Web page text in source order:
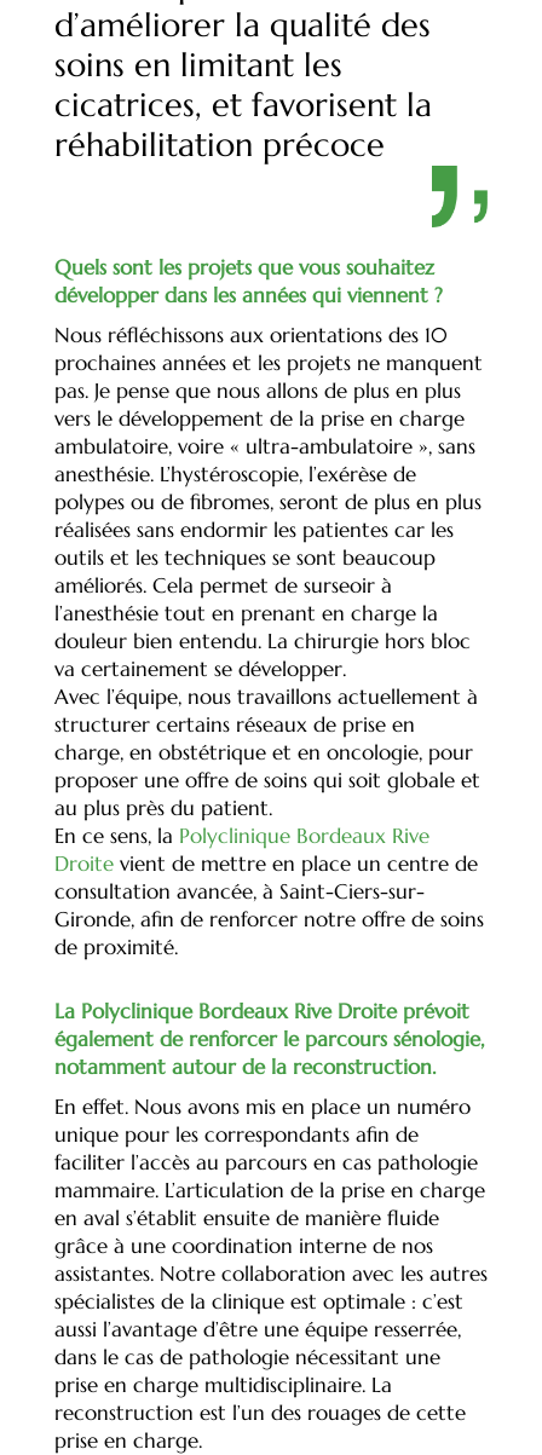
d’améliorer la qualité des
soins en limitant les
cicatrices, et favorisent la
réhabilitation précoce
Quels sont les projets que vous souhaitez
développer dans les années qui viennent ?
Nous réfléchissons aux orientations des 10
prochaines années et les projets ne manquent
pas. Je pense que nous allons de plus en plus
vers le développement de la prise en charge
ambulatoire, voire « ultra-ambulatoire », sans
anesthésie. L’hystéroscopie, l’exérèse de
polypes ou de fibromes, seront de plus en plus
réalisées sans endormir les patientes car les
outils et les techniques se sont beaucoup
améliorés. Cela permet de surseoir à
l’anesthésie tout en prenant en charge la
douleur bien entendu. La chirurgie hors bloc
va certainement se développer.
Avec l’équipe, nous travaillons actuellement à
structurer certains réseaux de prise en
charge, en obstétrique et en oncologie, pour
proposer une offre de soins qui soit globale et
au plus près du patient.
En ce sens, la Polyclinique Bordeaux Rive
Droitevient de mettre en place un centre de
consultation avancée, à Saint-Ciers-sur-
Gironde, afin de renforcer notre offre de soins
de proximité.
La Polyclinique Bordeaux Rive Droite prévoit
également de renforcer le parcours sénologie,
notamment autour de la reconstruction.
En effet. Nous avons mis en place un numéro
unique pour les correspondants afin de
faciliter l’accès au parcours en cas pathologie
mammaire. L’articulation de la prise en charge
en aval s’établit ensuite de manière fluide
grâce à une coordination interne de nos
assistantes. Notre collaboration avec les autres
spécialistes de la clinique est optimale : c’est
aussi l’avantage d’être une équipe resserrée,
dans le cas de pathologie nécessitant une
prise en charge multidisciplinaire. La
reconstruction est l’un des rouages de cette
prise en charge.